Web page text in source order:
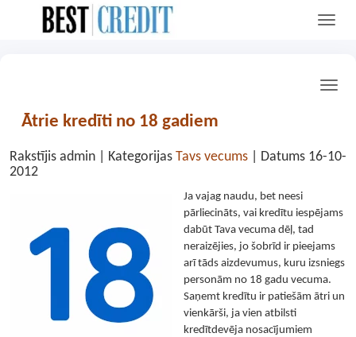
Ātrie kredīti no 18 gadiem
Rakstījis admin | Kategorijas Tavs vecums | Datums 16-10-
2012
Ja vajag naudu, bet neesi
pārliecināts, vai kredītu iespējams
dabūt Tava vecuma dēļ, tad
neraizējies, jo šobrīd ir pieejams
arī tāds aizdevumus, kuru izsniegs
personām no 18 gadu vecuma.
Saņemt kredītu ir patiešām ātri un
vienkārši, ja vien atbilsti
kredītdevēja nosacījumiem